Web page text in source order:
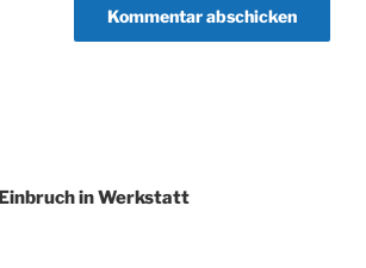
in Werkstatt